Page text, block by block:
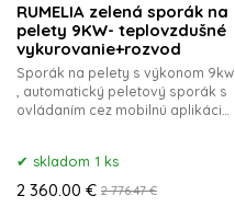
RUMELIA zelená sporák na
pelety 9KW- teplovzdušné
vykurovanie+rozvod
Sporák na pelety s výkonom 9kw
, automatický peletový sporák s
ovládaním cez mobilnú aplikáciu
skladom 1 ks
2 360.00 € 2 776.47 €